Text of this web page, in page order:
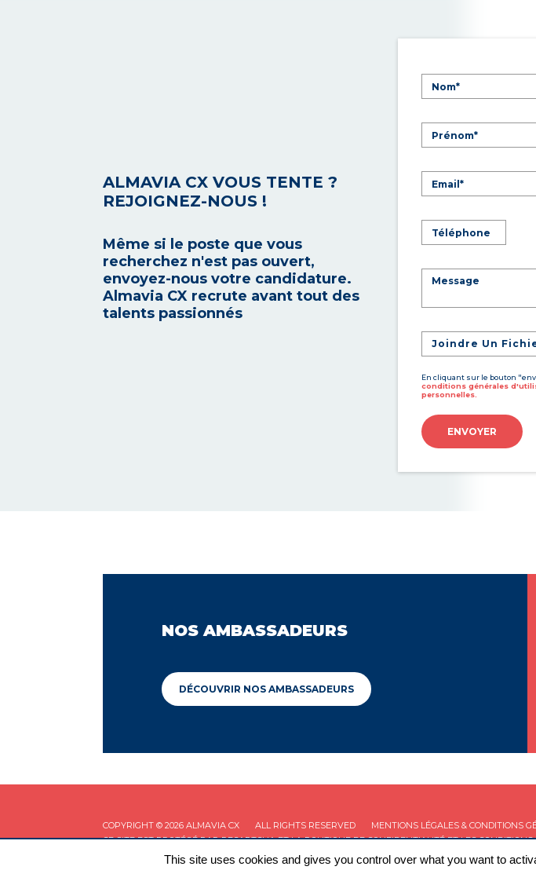
ALMAVIA CX VOUS TENTE ?
REJOIGNEZ-NOUS !
Même si le poste que vous
recherchez n'est pas ouvert,
envoyez-nous votre candidature.
Almavia CX recrute avant tout des
talents passionnés
Joindre Un
En cliquant sur le bouton
conditions générales
personnelles.
ENVOYER
NOS AMBASSADEURS
DÉCOUVRIR NOS AMBASSADEURS
COPYRIGHT © 2026 ALMAVIA CX ALL RIGHTS RESERVED
MENTIONS LÉGALES & CONDITIONS
CE SITE EST PROTÉGÉ PAR RECAPTCHA ET LAPOLITIQUE DE CONFIDENTIALITÉET LESCONDITIONS
This site uses cookies and gives you control over what you want to